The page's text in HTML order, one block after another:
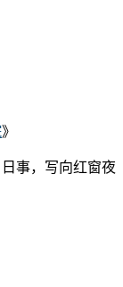
》
事，写向红窗夜